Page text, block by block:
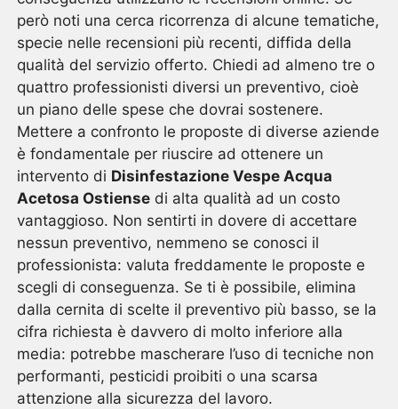
però noti una cerca ricorrenza di alcune tematiche,
specie nelle recensioni più recenti, diffida della
qualità del servizio offerto. Chiedi ad almeno tre o
quattro professionisti diversi un preventivo, cioè
un piano delle spese che dovrai sostenere.
Mettere a confronto le proposte di diverse aziende
è fondamentale per riuscire ad ottenere un
intervento di Disinfestazione Vespe Acqua
Acetosa Ostiense di alta qualità ad un costo
vantaggioso. Non sentirti in dovere di accettare
nessun preventivo, nemmeno se conosci il
professionista: valuta freddamente le proposte e
scegli di conseguenza. Se ti è possibile, elimina
dalla cernita di scelte il preventivo più basso, se la
cifra richiesta è davvero di molto inferiore alla
media: potrebbe mascherare l’uso di tecniche non
performanti, pesticidi proibiti o una scarsa
attenzione alla sicurezza del lavoro.